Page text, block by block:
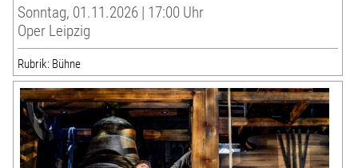
Sonntag, 01.11.2026 | 17:00 Uhr
Oper Leipzig
Rubrik: Bühne